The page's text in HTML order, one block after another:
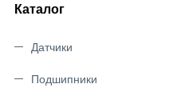
Каталог
Датчики
Подшипники